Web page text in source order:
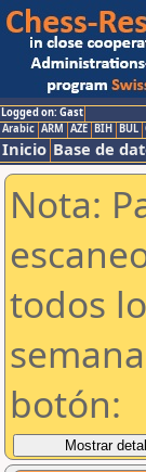
Logged on: Gast
Arabic ARM AZE BIH BUL
Inicio Base de
Nota:
todos
botón: